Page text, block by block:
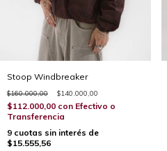
Stoop Windbreaker
$160.000,00 $140.000,00
$112.000,00 con Efectivo o
Transferencia
9 cuotas sin interés de
$15.555,56